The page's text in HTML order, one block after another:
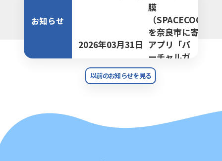
お知らせ
膜
（SPACECOOL）
を奈良市に寄贈
2026年03月31日 アプリ「バ
ーチャルガ
スパビリオ
ン おばけ
以前のお知らせを見る